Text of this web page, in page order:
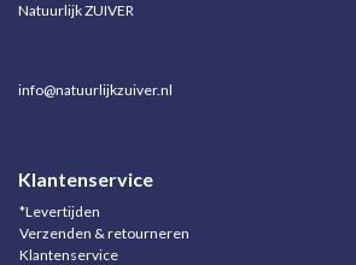
Natuurlijk ZUIVER
info@natuurlijkzuiver.nl
Klantenservice
*Levertijden
Verzenden & retourneren
Klantenservice